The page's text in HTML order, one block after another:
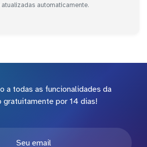
atualizadas automaticamente.
a todas as funcionalidades da
gratuitamente por 14 dias!